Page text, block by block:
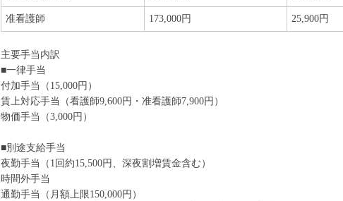
准看護師 173,000円 25,900円
主要手当内訳
■一律手当
付加手当（15,000円）
賃上対応手当（看護師9,600円・准看護師7,900円）
物価手当（3,000円）
■別途支給手当
夜勤手当（1回約15,500円、深夜割増賃金含む）
時間外手当
通勤手当（月額上限150,000円）